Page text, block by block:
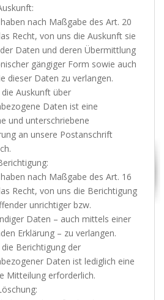
haben nach Maßgabe des Art. 20
Recht, von uns die Auskunft sie
Daten und deren Übermittlung
gängiger Form sowie auch
dieser Daten zu verlangen.
die Auskunft über
Daten ist eine
und unterschriebene
an unsere Postanschrift
haben nach Maßgabe des Art. 16
Recht, von uns die Berichtigung
unrichtiger bzw.
Daten – auch mittels einer
Erklärung – zu verlangen.
die Berichtigung der
Daten ist lediglich eine
Mitteilung erforderlich.